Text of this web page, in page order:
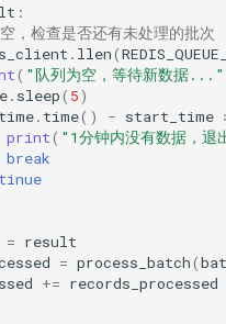
:
，检查是否还有未处理的批次
. llen(
( "队列为空，等待新数据..."
. sleep( 5)
time. time() - start_time
print( "1分钟内没有数据，退
break
= result
= process_batch(
+= records_processed